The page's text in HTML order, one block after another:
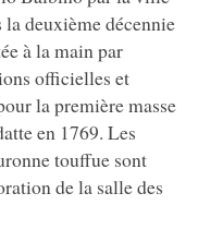
deuxième décennie
à la main par
officielles et
la première masse
en 1769. Les
touffue sont
de la salle des